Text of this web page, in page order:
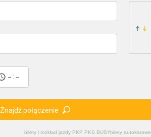
bilety i rozkład jazdy PKP PKS BUSYbilety autokarowe
-- : --
Znajdź połączenie